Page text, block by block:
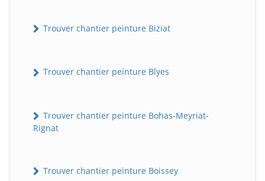
Trouver chantier peinture Biziat
Trouver chantier peinture Blyes
Trouver chantier peinture Bohas-Meyriat-
Rignat
Trouver chantier peinture Boissey